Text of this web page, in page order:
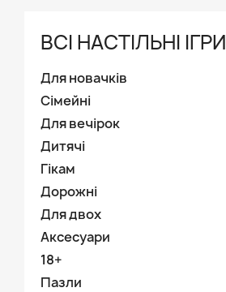
ВCІ НАСТІЛЬНІ ІГРИ
Для новачків
Сімейні
Для вечірок
Дитячі
Гікам
Дорожні
Для двох
Аксесуари
18+
Пазли